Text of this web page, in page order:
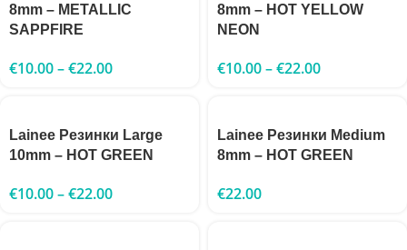
8mm – METALLIC
SAPPFIRE
€10.00–€22.00
8mm – HOT YELLOW
NEON
€10.00–€22.00
Lainee Резинки Large
10mm – HOT GREEN
€10.00–€22.00
Lainee Резинки Medium
8mm – HOT GREEN
€22.00